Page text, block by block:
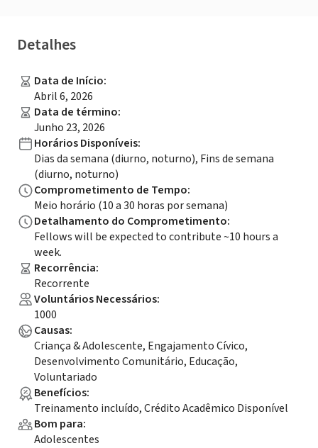
Detalhes
Data de Início:
Abril 6, 2026
Data de término:
Junho 23, 2026
Horários Disponíveis:
Dias da semana (diurno, noturno), Fins de semana
(diurno, noturno)
Comprometimento de Tempo:
Meio horário (10 a 30 horas por semana)
Detalhamento do Comprometimento:
Fellows will be expected to contribute ~10 hours a
week.
Recorrência:
Recorrente
Voluntários Necessários:
1000
Causas:
Criança & Adolescente, Engajamento Cívico,
Desenvolvimento Comunitário, Educação,
Voluntariado
Benefícios:
Treinamento incluído, Crédito Acadêmico Disponível
Bom para:
Adolescentes